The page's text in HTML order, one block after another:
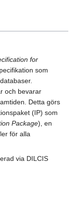
for
som
och bevarar
Detta görs
(IP) som
Package), en
för alla
via DILCIS